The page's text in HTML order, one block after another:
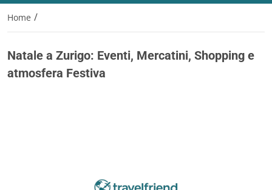
Home /
Natale a Zurigo: Eventi, Mercatini, Shopping e
atmosfera Festiva